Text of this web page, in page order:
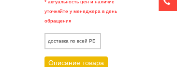
* актуальность цен и наличие
уточняйте у менеджера в день
обращения
доставка по всей РБ
Описание товара